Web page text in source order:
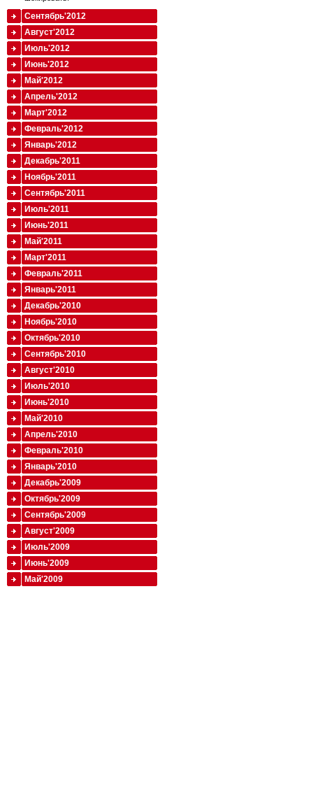
Сентябрь'2012
Август'2012
Июль'2012
Июнь'2012
Май'2012
Апрель'2012
Март'2012
Февраль'2012
Январь'2012
Декабрь'2011
Ноябрь'2011
Сентябрь'2011
Июль'2011
Июнь'2011
Май'2011
Март'2011
Февраль'2011
Январь'2011
Декабрь'2010
Ноябрь'2010
Октябрь'2010
Сентябрь'2010
Август'2010
Июль'2010
Июнь'2010
Май'2010
Апрель'2010
Февраль'2010
Январь'2010
Декабрь'2009
Октябрь'2009
Сентябрь'2009
Август'2009
Июль'2009
Июнь'2009
Май'2009